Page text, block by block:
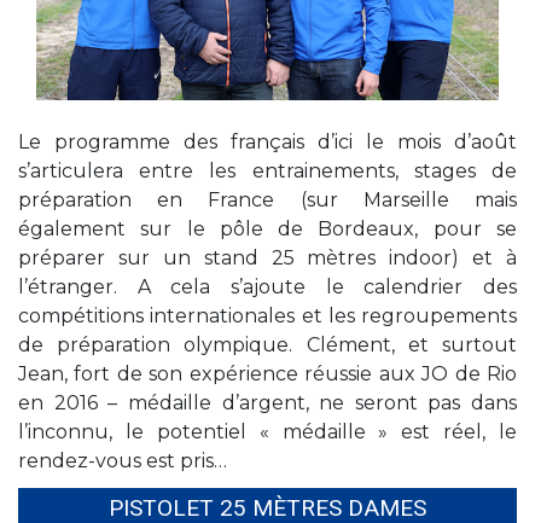
Le programme des français d’ici le mois d’août
s’articulera entre les entrainements, stages de
préparation en France (sur Marseille mais
également sur le pôle de Bordeaux, pour se
préparer sur un stand 25 mètres indoor) et à
l’étranger. A cela s’ajoute le calendrier des
compétitions internationales et les regroupements
de préparation olympique. Clément, et surtout
Jean, fort de son expérience réussie aux JO de Rio
en 2016 – médaille d’argent, ne seront pas dans
l’inconnu, le potentiel « médaille » est réel, le
rendez-vous est pris…
PISTOLET 25 MÈTRES DAMES